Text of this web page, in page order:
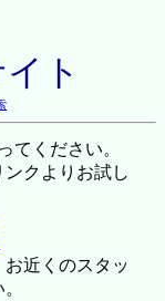
ト
てください。
クよりお試し
近くのスタッ